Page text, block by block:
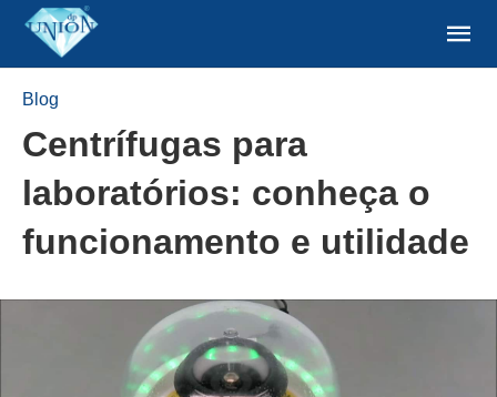
Blog
Centrífugas para
laboratórios: conheça o
funcionamento e utilidade